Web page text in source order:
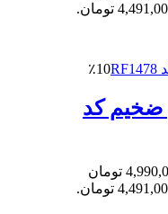
٪10
کد
قیمت اصلی: 4,990,000 تومان